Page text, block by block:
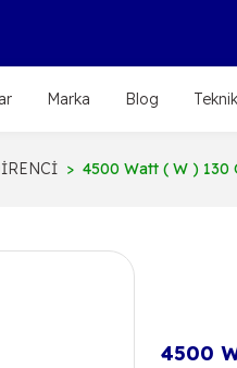
Marka Blog Teknik
4500 Watt ( W ) 130
4500